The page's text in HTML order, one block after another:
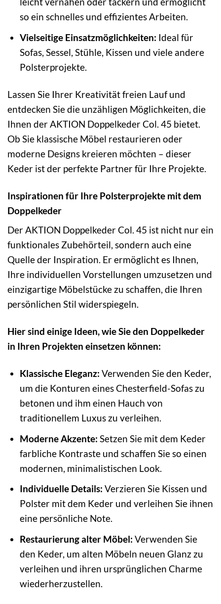
so ein schnelles und effizientes Arbeiten.
Vielseitige Einsatzmöglichkeiten: Ideal für
Sofas, Sessel, Stühle, Kissen und viele andere
Polsterprojekte.
Lassen Sie Ihrer Kreativität freien Lauf und
entdecken Sie die unzähligen Möglichkeiten, die
Ihnen der AKTION Doppelkeder Col. 45 bietet.
Ob Sie klassische Möbel restaurieren oder
moderne Designs kreieren möchten – dieser
Keder ist der perfekte Partner für Ihre Projekte.
Inspirationen für Ihre Polsterprojekte mit dem
Doppelkeder
Der AKTION Doppelkeder Col. 45 ist nicht nur ein
funktionales Zubehörteil, sondern auch eine
Quelle der Inspiration. Er ermöglicht es Ihnen,
Ihre individuellen Vorstellungen umzusetzen und
einzigartige Möbelstücke zu schaffen, die Ihren
persönlichen Stil widerspiegeln.
Hier sind einige Ideen, wie Sie den Doppelkeder
in Ihren Projekten einsetzen können:
Klassische Eleganz: Verwenden Sie den Keder,
um die Konturen eines Chesterfield-Sofas zu
betonen und ihm einen Hauch von
traditionellem Luxus zu verleihen.
Moderne Akzente: Setzen Sie mit dem Keder
farbliche Kontraste und schaffen Sie so einen
modernen, minimalistischen Look.
Individuelle Details: Verzieren Sie Kissen und
Polster mit dem Keder und verleihen Sie ihnen
eine persönliche Note.
Restaurierung alter Möbel: Verwenden Sie
den Keder, um alten Möbeln neuen Glanz zu
verleihen und ihren ursprünglichen Charme
wiederherzustellen.